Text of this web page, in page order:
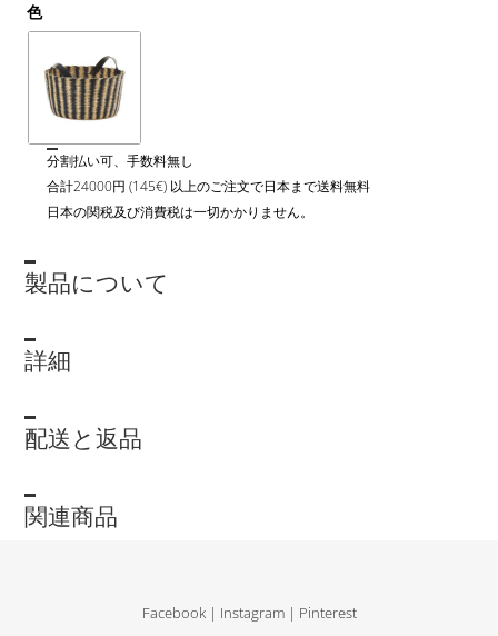
色
分割払い可、手数料無し
合計24000円 (145€) 以上のご注文で日本まで送料無料
日本の関税及び消費税は一切かかりません。
製品について
詳細
配送と返品
関連商品
Facebook | Instagram | Pinterest